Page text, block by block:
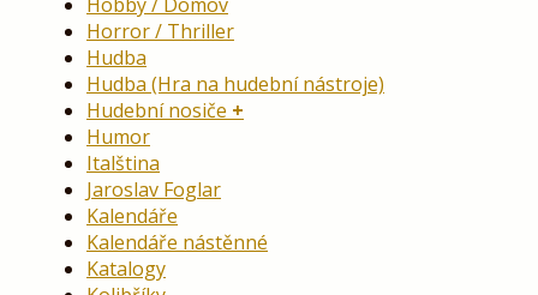
Hobby / Domov
Horror / Thriller
Hudba
Hudba (Hra na hudební nástroje)
Hudební nosiče
Humor
Italština
Jaroslav Foglar
Kalendáře
Kalendáře nástěnné
Katalogy